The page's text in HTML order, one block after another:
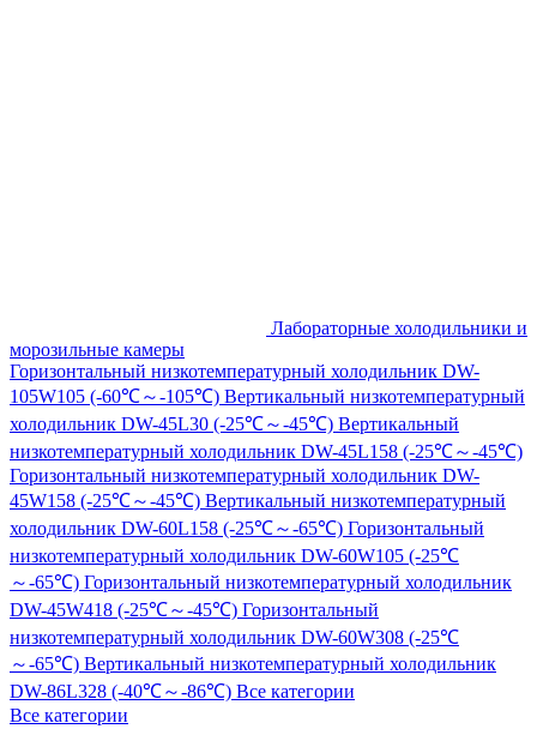
Лабораторные холодильники и
морозильные камеры
Горизонтальный низкотемпературный холодильник DW-
105W105 (-60℃～-105℃) Вертикальный низкотемпературный
холодильник DW-45L30 (-25℃～-45℃) Вертикальный
низкотемпературный холодильник DW-45L158 (-25℃～-45℃)
Горизонтальный низкотемпературный холодильник DW-
45W158 (-25℃～-45℃) Вертикальный низкотемпературный
холодильник DW-60L158 (-25℃～-65℃) Горизонтальный
низкотемпературный холодильник DW-60W105 (-25℃
～-65℃) Горизонтальный низкотемпературный холодильник
DW-45W418 (-25℃～-45℃) Горизонтальный
низкотемпературный холодильник DW-60W308 (-25℃
～-65℃) Вертикальный низкотемпературный холодильник
DW-86L328 (-40℃～-86℃) Все категории
Все категории